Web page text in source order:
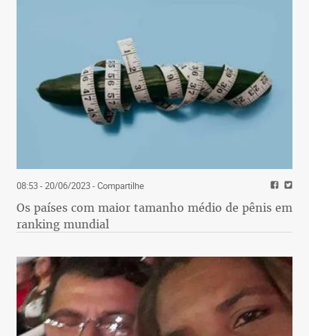
08:53 - 20/06/2023- Compartilhe
Os países com maior tamanho médio de pênis em
ranking mundial